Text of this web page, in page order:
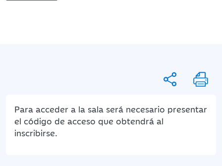
Para acceder a la sala será necesario presentar
el código de acceso que obtendrá al
inscribirse.